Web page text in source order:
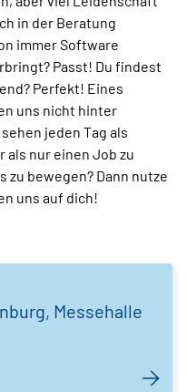
in der Beratung
immer Software
Passt! Du findest
Perfekt! Eines
uns nicht hinter
jeden Tag als
als nur einen Job zu
zu bewegen? Dann nutze
uns auf dich!
Messehalle